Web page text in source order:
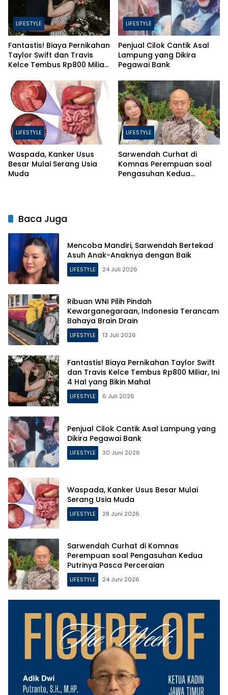
LIFESTYLE
Fantastis! Biaya Pernikahan
Taylor Swift dan Travis
Kelce Tembus Rp800 Miliar,
LIFESTYLE
Penjual Cilok Cantik Asal
Lampung yang Dikira
Pegawai Bank
LIFESTYLE
Waspada, Kanker Usus
Besar Mulai Serang Usia
Muda
LIFESTYLE
Sarwendah Curhat di
Komnas Perempuan soal
Pengasuhan Kedua
Baca Juga
Mencoba Mandiri, Sarwendah Bertekad
Asuh Anak-Anaknya dengan Baik
LIFESTYLE 24 Juli 2026
Ribuan WNI Pilih Pindah
Kewarganegaraan, Indonesia Terancam
Bahaya Brain Drain
LIFESTYLE 13 Juli 2026
Fantastis! Biaya Pernikahan Taylor Swift
dan Travis Kelce Tembus Rp800 Miliar, Ini
4 Hal yang Bikin Mahal
LIFESTYLE 6 Juli 2026
Penjual Cilok Cantik Asal Lampung yang
Dikira Pegawai Bank
LIFESTYLE 30 Juni 2026
Waspada, Kanker Usus Besar Mulai
Serang Usia Muda
LIFESTYLE 28 Juni 2026
Sarwendah Curhat di Komnas
Perempuan soal Pengasuhan Kedua
Putrinya Pasca Perceraian
LIFESTYLE 24 Juni 2026